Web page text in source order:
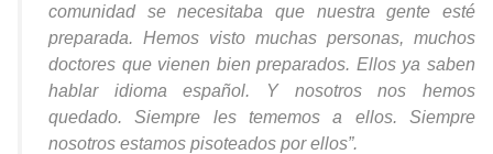
comunidad se necesitaba que nuestra gente esté
preparada. Hemos visto muchas personas, muchos
doctores que vienen bien preparados. Ellos ya saben
hablar idioma español. Y nosotros nos hemos
quedado. Siempre les tememos a ellos. Siempre
nosotros estamos pisoteados por ellos”.